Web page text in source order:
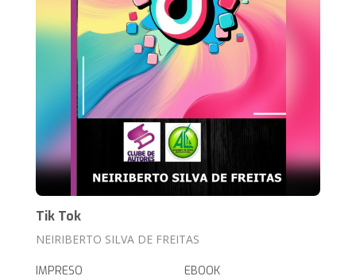
Tik Tok
NEIRIBERTO SILVA DE FREITAS
IMPRESO EBOOK